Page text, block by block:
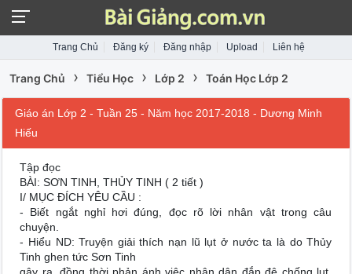
Trang Chủ Đăng ký Đăng nhập Upload Liên hệ
Trang Chủ › Tiểu Học › Lớp 2 › Toán Học Lớp 2
Giáo án Lớp 2 - Tuần 25 - Năm học 2017-2018 - Dương Minh
Hiếu
Tập đọc
BÀI: SƠN TINH, THỦY TINH ( 2 tiết )
I/ MỤC ĐÍCH YÊU CẦU :
- Biết ngắt nghỉ hơi đúng, đọc rõ lời nhân vật trong câu
chuyện.
- Hiểu ND: Truyện giải thích nạn lũ lụt ở nước ta là do Thủy
Tinh ghen tức Sơn Tinh